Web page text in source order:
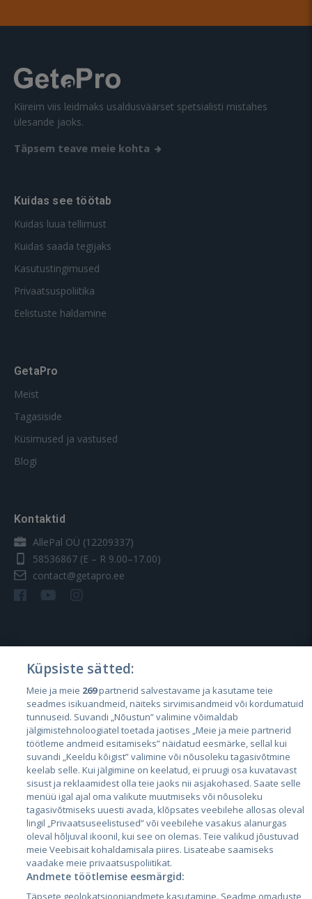
Kiireim viis leidmaks usaldusväärset spetsialisti mistahes
ülesande jaoks.
Täpsem teave meie kohta
Kuidas see töötab
Kuidas luua tellimust
Kuidas saada tegijaks
Kasutustingimused
Privaatsuspoliitika
Eelistuste haldamine
GetaPro
Meist
Tagasiside
Küsimused ja vastused
Blogi
Kontaktid
AllePal OÜ (12209337)
58536867 (E – R 9.00–17.00)
contact@getapro.ee
Läti
Leedu
City24.lv
City24.ee
CVbankas.lt
Kainos.lt
Küpsiste sätted:
Meie ja meie 269partnerid salvestavame ja kasutame teie
seadmes isikuandmeid, näiteks sirvimisandmeid või kordumatuid
tunnuseid. Suvandi „Nõustun” valimine võimaldab
jälgimistehnoloogiatel toetada jaotises „Meie ja meie partnerid
töötleme andmeid esitamiseks” näidatud eesmärke, sellal kui
suvandi „Keeldu kõigist” valimine või nõusoleku tagasivõtmine
keelab selle. Kui jälgimine on keelatud, ei pruugi osa kuvatavast
sisust ja reklaamidest olla teie jaoks nii asjakohased. Saate selle
menüü igal ajal oma valikute muutmiseks või nõusoleku
tagasivõtmiseks uuesti avada, klõpsates veebilehe allosas oleval
lingil „Privaatsuseelistused” või veebilehe vasakus alanurgas
oleval hõljuval ikoonil, kui see on olemas. Teie valikud jõustuvad
meie Veebisait kohaldamisala piires. Lisateabe saamiseks
vaadake meie privaatsuspoliitikat.
Andmete töötlemise eesmärgid:
Täpsete geolokatsiooniandmete kasutamine. Seadme omaduste